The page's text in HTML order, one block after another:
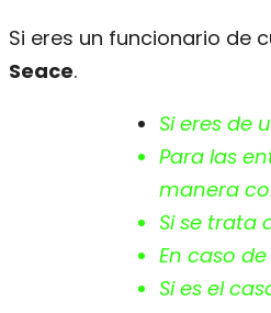
Si eres un funcionario de
Seace.
Si eres de
Para las
manera
Si se trata
En caso
Si es el